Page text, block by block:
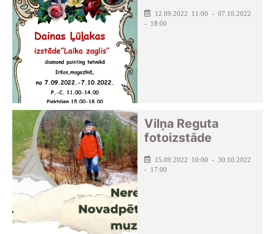
12.09.2022 11:00 - 07.10.2022
- 18:00
Vilņa Reguta
fotoizstāde
15.09.2022 10:00 - 30.10.2022
- 17:00